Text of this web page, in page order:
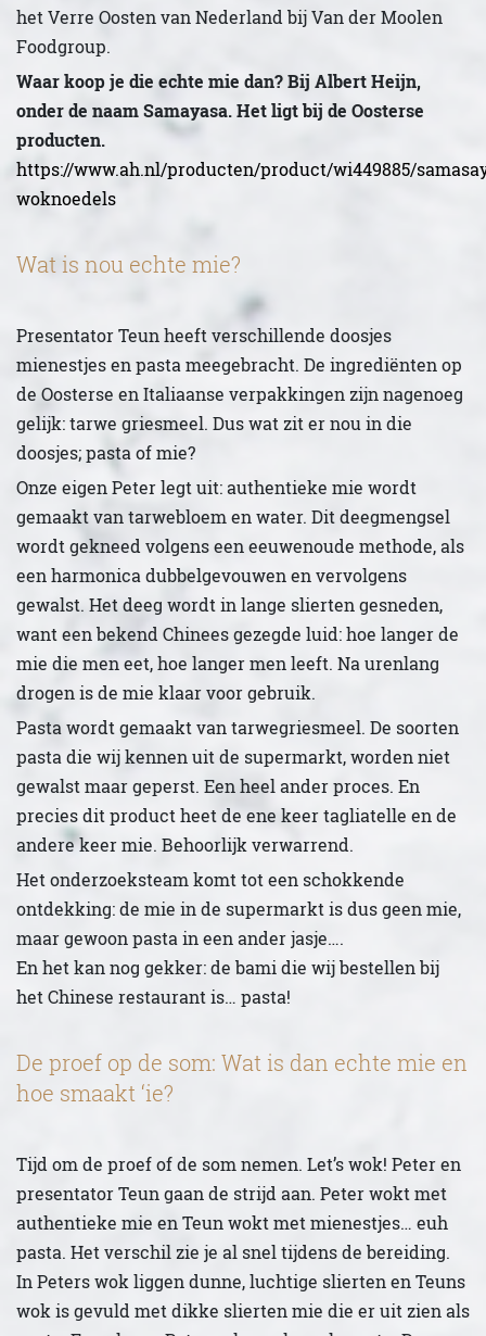
het Verre Oosten van Nederland bij Van der Moolen
Foodgroup.
Waar koop je die echte mie dan? Bij Albert Heijn,
onder de naam Samayasa. Het ligt bij de Oosterse
producten.
https://www.ah.nl/producten/product/wi449885/
woknoedels
Wat is nou echte mie?
Presentator Teun heeft verschillende doosjes
mienestjes en pasta meegebracht. De ingrediënten op
de Oosterse en Italiaanse verpakkingen zijn nagenoeg
gelijk: tarwe griesmeel. Dus wat zit er nou in die
doosjes; pasta of mie?
Onze eigen Peter legt uit: authentieke mie wordt
gemaakt van tarwebloem en water. Dit deegmengsel
wordt gekneed volgens een eeuwenoude methode, als
een harmonica dubbelgevouwen en vervolgens
gewalst. Het deeg wordt in lange slierten gesneden,
want een bekend Chinees gezegde luid: hoe langer de
mie die men eet, hoe langer men leeft. Na urenlang
drogen is de mie klaar voor gebruik.
Pasta wordt gemaakt van tarwegriesmeel. De soorten
pasta die wij kennen uit de supermarkt, worden niet
gewalst maar geperst. Een heel ander proces. En
precies dit product heet de ene keer tagliatelle en de
andere keer mie. Behoorlijk verwarrend.
Het onderzoeksteam komt tot een schokkende
ontdekking: de mie in de supermarkt is dus geen mie,
maar gewoon pasta in een ander jasje….
En het kan nog gekker: de bami die wij bestellen bij
het Chinese restaurant is… pasta!
De proef op de som: Wat is dan echte mie en
hoe smaakt ‘ie?
Tijd om de proef of de som nemen. Let’s wok! Peter en
presentator Teun gaan de strijd aan. Peter wokt met
authentieke mie en Teun wokt met mienestjes… euh
pasta. Het verschil zie je al snel tijdens de bereiding.
In Peters wok liggen dunne, luchtige slierten en Teuns
wok is gevuld met dikke slierten mie die er uit zien als